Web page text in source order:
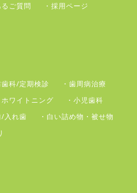
るご質問
・採用ページ
歯科/定期検診
・歯周病治療
ホワイトニング
・小児歯科
/入れ歯
・白い詰め物・被せ物